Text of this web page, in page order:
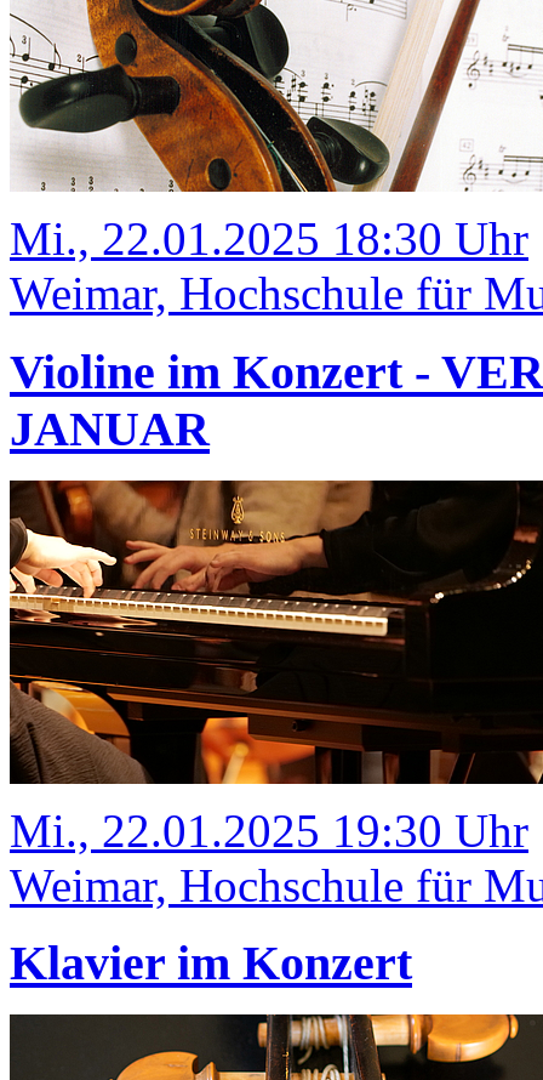
Mi., 22.01.2025 18:30 Uhr
Weimar, Hochschule für
Violine im Konzert -
JANUAR
Mi., 22.01.2025 19:30 Uhr
Weimar, Hochschule für
Klavier im Konzert